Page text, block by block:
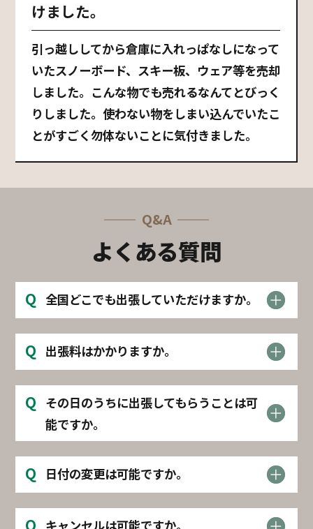
けました。
引っ越ししてから倉庫に入れっぱなしになって
いたスノーボード、スキー板、ウェア等を売却
しました。こんな物でも売れるなんてとびっく
りしました。使わない物をしまい込んでいたこ
とがすごく勿体ないことに気付きました。
Q&A
よくある質問
Q 全国どこでも出張していただけますか。
Q 出張料はかかりますか。
Q その日のうちに出張してもらうことは可
能ですか。
Q 日付の変更は可能ですか。
Q キャンセルは可能ですか。